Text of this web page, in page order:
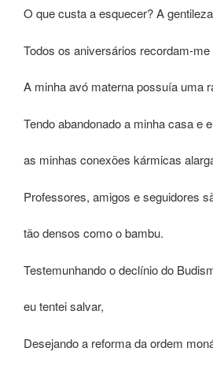
O que custa a esquecer? A
Todos os aniversários recordam-
A minha avó materna possuía uma
Tendo abandonado a minha casa e
as minhas conexões kármicas
Professores, amigos e seguidores
tão densos como o bambu.
Testemunhando o declínio do
eu tentei salvar,
Desejando a reforma da ordem